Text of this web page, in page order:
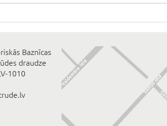
Baznīcas
draudze
1010